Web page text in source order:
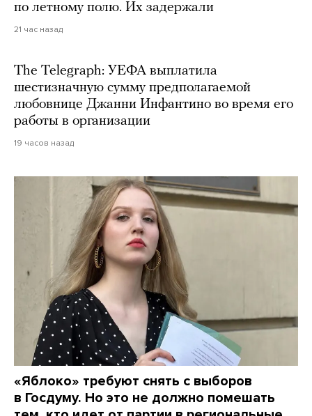
по летному полю. Их задержали
21 час назад
The Telegraph: УЕФА выплатила
шестизначную сумму предполагаемой
любовнице Джанни Инфантино во время его
работы в организации
19 часов назад
«Яблоко» требуют снять с выборов
в Госдуму. Но это не должно помешать